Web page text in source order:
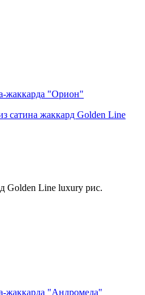
сатина жаккард Golden Line
Golden Line luxury рис.